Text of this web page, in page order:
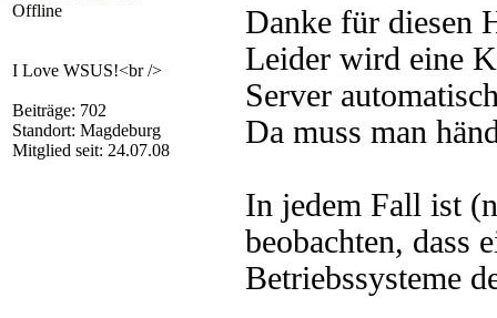
Offline
I Love WSUS!<br />
Beiträge: 702
Standort: Magdeburg
Mitglied seit: 24.07.08
Danke für diesen
Leider wird eine
Server
Da muss man
In jedem Fall ist
beobachten, dass
Betriebssysteme